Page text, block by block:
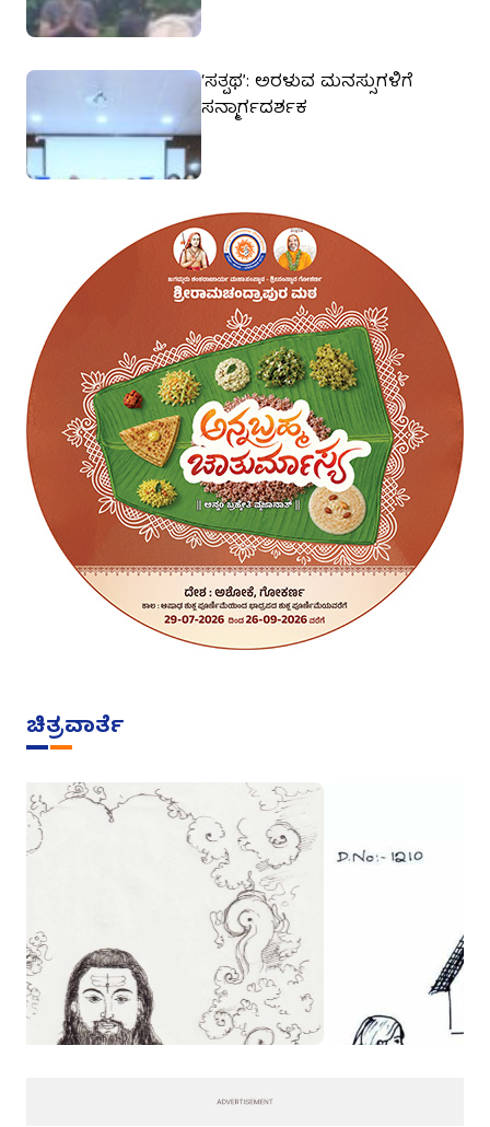
‘ಸತ್ಪಥ’: ಅರಳುವ ಮನಸ್ಸುಗಳಿಗೆ
ಸನ್ಮಾರ್ಗದರ್ಶಕ
ಚಿತ್ರವಾರ್ತೆ